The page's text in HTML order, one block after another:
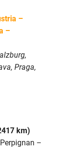
–
–
Praga,
km)
–